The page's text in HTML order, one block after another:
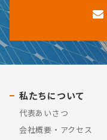
私たちについて
代表あいさつ
会社概要・アクセス